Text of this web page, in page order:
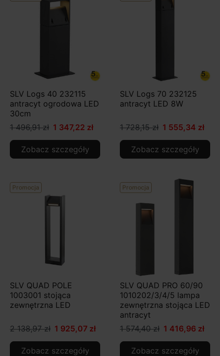
SLV Logs 40 232115
antracyt ogrodowa LED
30cm
1 496,91 zł 1 347,22 zł
Zobacz szczegóły
SLV Logs 70 232125
antracyt LED 8W
1 728,15 zł 1 555,34 zł
Zobacz szczegóły
Promocja
SLV QUAD POLE
1003001 stojąca
zewnętrzna LED
2 138,97 zł 1 925,07 zł
Zobacz szczegóły
Promocja
SLV QUAD PRO 60/90
1010202/3/4/5 lampa
zewnętrzna stojąca LED
antracyt
1 574,40 zł 1 416,96 zł
Zobacz szczegóły